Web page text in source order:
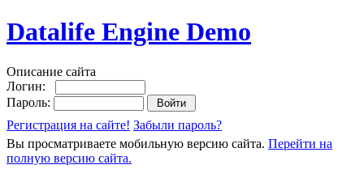
Datalife Engine Demo
Описание сайта
Логин:
Пароль:
Регистрация на сайте! Забыли пароль?
Вы просматриваете мобильную версию сайта. Перейти на
полную версию сайта.